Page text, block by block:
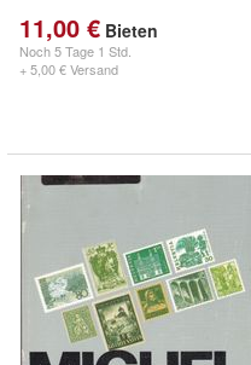
11,00 € Bieten
Noch5 Tage 1 Std.
+ 5,00 € Versand